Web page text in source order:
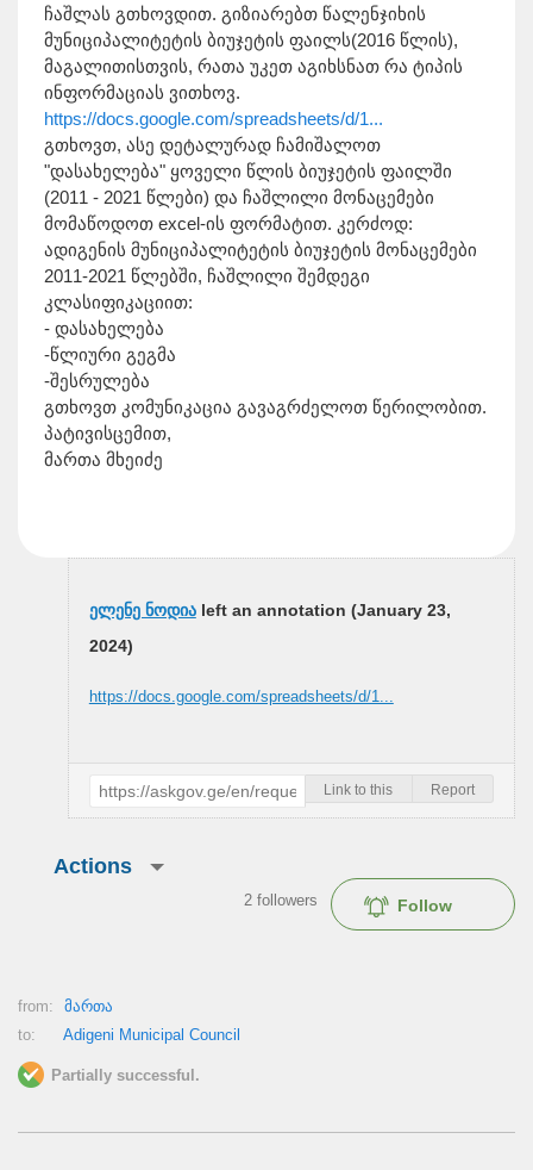
ჩაშლას გთხოვდით. გიზიარებთ წალენჯიხის
მუნიციპალიტეტის ბიუჯეტის ფაილს(2016 წლის),
მაგალითისთვის, რათა უკეთ აგიხსნათ რა ტიპის
ინფორმაციას ვითხოვ.
https://docs.google.com/spreadsheets/d/1...
გთხოვთ, ასე დეტალურად ჩამიშალოთ
"დასახელება" ყოველი წლის ბიუჯეტის ფაილში
(2011 - 2021 წლები) და ჩაშლილი მონაცემები
მომაწოდოთ excel-ის ფორმატით. კერძოდ:
ადიგენის მუნიციპალიტეტის ბიუჯეტის მონაცემები
2011-2021 წლებში, ჩაშლილი შემდეგი
კლასიფიკაციით:
- დასახელება
-წლიური გეგმა
-შესრულება
გთხოვთ კომუნიკაცია გავაგრძელოთ წერილობით.
პატივისცემით,
მართა მხეიძე
ელენე ნოდიაleft an annotation (January 23,
2024)
https://docs.google.com/spreadsheets/d/1...
Link to this Report
Actions
Follow
2 followers
from:
მართა
to:
Adigeni Municipal Council
Partially successful.